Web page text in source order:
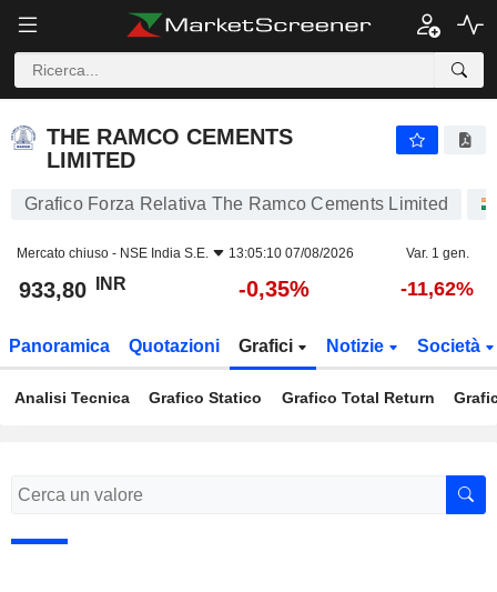
THE RAMCO CEMENTS
LIMITED
Grafico Forza Relativa The Ramco Cements Limited
Mercato chiuso - NSE India S.E. 13:05:10 07/08/2026 Var. 1 gen.
933,80 INR -0,35% -11,62%
Panoramica Quotazioni Grafici Notizie Società
Analisi Tecnica Grafico Statico Grafico Total Return